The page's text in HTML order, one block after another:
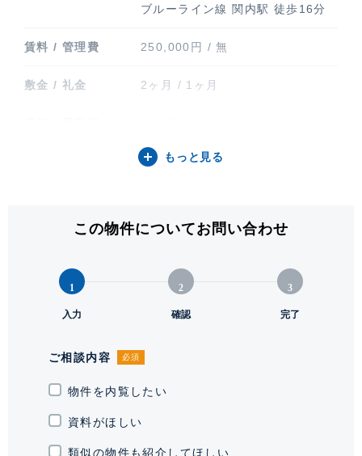
ブルーライン線 関内駅 徒歩16分
賃料 / 管理費 250,000円 / 無
敷金 / 礼金 2ヶ月 / 1ヶ月
1SLDK / 北
バルコニー関連 バルコニー(9.04㎡)
階建 / 所在階 地上24階 地下1階建 / 20階部分
構造 / 総戸数 鉄筋コンクリート造 / 131戸
2001年5月
入居可能日 即
駐車場 有 1台 27,500円
もっと見る
この物件についてお問い合わせ
1
入力
2
確認
3
完了
ご相談内容 必須
物件を内覧したい
資料がほしい
類似の物件も紹介してほしい